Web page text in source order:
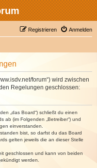
Anmelden
Registrieren
forum“) wird zwischen
Regelungen geschlossen:
„das Board“) schließt du einen
ab (im Folgenden „Betreiber“) und
einverstanden.
bist, so darfst du das Board
gelten jeweils die an dieser Stelle
geschlossen und kann von beiden
werden.